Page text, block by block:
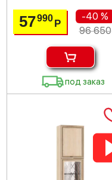
57990Р
-40 %
96 650
под заказ